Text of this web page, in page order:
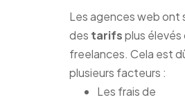
Les agences web ont
des tarifsplus élevés
freelances. Cela est
plusieurs facteurs :
Les frais de